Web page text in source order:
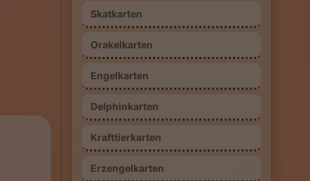
Skatkarten
Orakelkarten
Engelkarten
Delphinkarten
Krafttierkarten
Erzengelkarten